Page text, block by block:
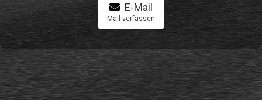
E-Mail
Mail verfassen